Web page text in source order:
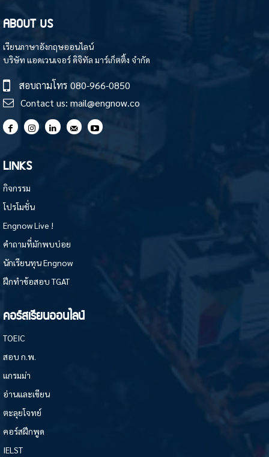
ABOUT US
เรียนภาษาอังกฤษออนไลน์
บริษัท แอดเวนเจอร์ ดิจิทัล มาร์เก็ตติ้ง จำกัด
สอบถามโทร 080-966-0850
Contact us: mail@engnow.co
LINKS
กิจกรรม
โปรโมชั่น
Engnow Live !
คำถามที่มักพบบ่อย
นักเรียนทุน Engnow
ฝึกทำข้อสอบ TGAT
คอร์สเรียนออนไลน์
TOEIC
สอบ ก.พ.
แกรมม่า
อ่านและเขียน
ตะลุยโจทย์
คอร์สฝึกพูด
IELST